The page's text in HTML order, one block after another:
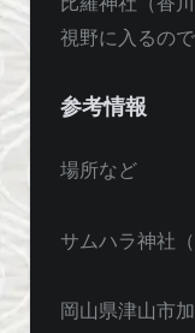
視野に入るの
参考情報
場所など
サムハラ神社
岡山県津山市